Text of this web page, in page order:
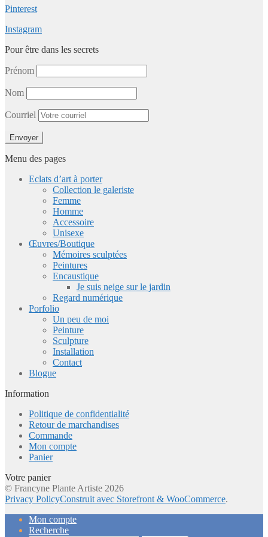
Pinterest
Instagram
Pour être dans les secrets
Prénom
Nom
Courriel
Menu des pages
Eclats d’art à porter
Collection le galeriste
Femme
Homme
Accessoire
Unisexe
Œuvres/Boutique
Mémoires sculptées
Peintures
Encaustique
Je suis neige sur le jardin
Regard numérique
Porfolio
Un peu de moi
Peinture
Sculpture
Installation
Contact
Blogue
Information
Politique de confidentialité
Retour de marchandises
Commande
Mon compte
Panier
Votre panier
© Francyne Plante Artiste 2026
Privacy PolicyConstruit avec Storefront & WooCommerce.
Mon compte
Recherche